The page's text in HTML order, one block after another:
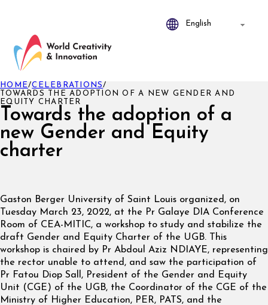
Towards the adoption of a
new Gender and Equity
charter
HOME/CELEBRATIONS/
TOWARDS THE ADOPTION OF A NEW GENDER AND
EQUITY CHARTER
Gaston Berger University of Saint Louis organized, on
Tuesday March 23, 2022, at the Pr Galaye DIA Conference
Room of CEA-MITIC, a workshop to study and stabilize the
draft Gender and Equity Charter of the UGB. This
workshop is chaired by Pr Abdoul Aziz NDIAYE, representing
the rector unable to attend, and saw the participation of
Pr Fatou Diop Sall, President of the Gender and Equity
Unit (CGE) of the UGB, the Coordinator of the CGE of the
Ministry of Higher Education, PER, PATS, and the